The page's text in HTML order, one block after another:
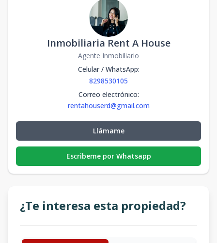
Inmobiliaria Rent A House
Agente Inmobiliario
Celular / WhatsApp:
8298530105
Correo electrónico:
rentahouserd@gmail.com
Llámame
Escribeme por Whatsapp
¿Te interesa esta propiedad?